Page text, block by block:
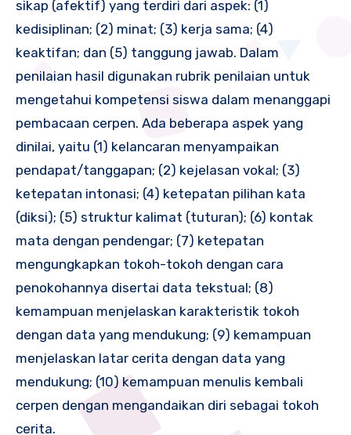
sikap (afektif) yang terdiri dari aspek: (1)
kedisiplinan; (2) minat; (3) kerja sama; (4)
keaktifan; dan (5) tanggung jawab. Dalam
penilaian hasil digunakan rubrik penilaian untuk
mengetahui kompetensi siswa dalam menanggapi
pembacaan cerpen. Ada beberapa aspek yang
dinilai, yaitu (1) kelancaran menyampaikan
pendapat/tanggapan; (2) kejelasan vokal; (3)
ketepatan intonasi; (4) ketepatan pilihan kata
(diksi); (5) struktur kalimat (tuturan); (6) kontak
mata dengan pendengar; (7) ketepatan
mengungkapkan tokoh-tokoh dengan cara
penokohannya disertai data tekstual; (8)
kemampuan menjelaskan karakteristik tokoh
dengan data yang mendukung; (9) kemampuan
menjelaskan latar cerita dengan data yang
mendukung; (10) kemampuan menulis kembali
cerpen dengan mengandaikan diri sebagai tokoh
cerita.